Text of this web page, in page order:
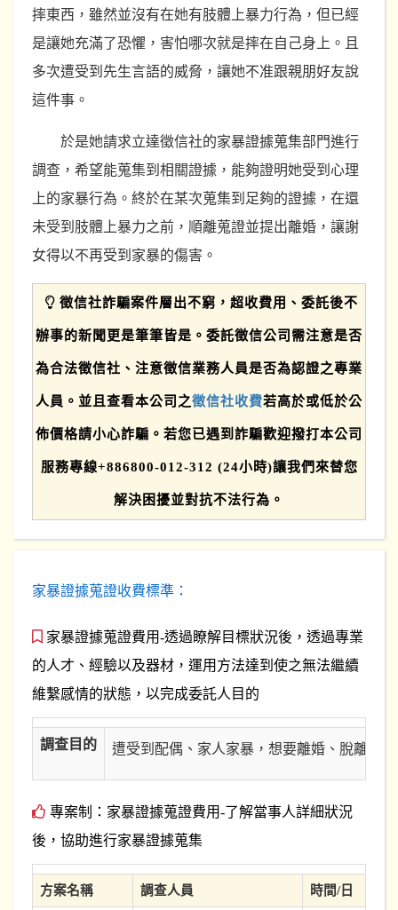
摔東西，雖然並沒有在她有肢體上暴力行為，但已經
是讓她充滿了恐懼，害怕哪次就是摔在自己身上。且
多次遭受到先生言語的威脅，讓她不准跟親朋好友說
這件事。
於是她請求立達徵信社的家暴證據蒐集部門進行
調查，希望能蒐集到相關證據，能夠證明她受到心理
上的家暴行為。終於在某次蒐集到足夠的證據，在還
未受到肢體上暴力之前，順離蒐證並提出離婚，讓謝
女得以不再受到家暴的傷害。
徵信社詐騙案件層出不窮，超收費用、委託後不
辦事的新聞更是筆筆皆是。委託徵信公司需注意是否
為合法徵信社、注意徵信業務人員是否為認證之專業
人員。並且查看本公司之徵信社收費若高於或低於公
佈價格請小心詐騙。若您已遇到詐騙歡迎撥打本公司
服務專線+886800-012-312 (24小時)讓我們來替您
解決困擾並對抗不法行為。
家暴證據蒐證收費標準：
家暴證據蒐證費用-透過瞭解目標狀況後，透過專業
的人才、經驗以及器材，運用方法達到使之無法繼續
維繫感情的狀態，以完成委託人目的
調查目的 遭受到配偶、家人家暴，想要離婚、脫離對
專案制：家暴證據蒐證費用-了解當事人詳細狀況
後，協助進行家暴證據蒐集
方案名稱 調查人員 時間/日